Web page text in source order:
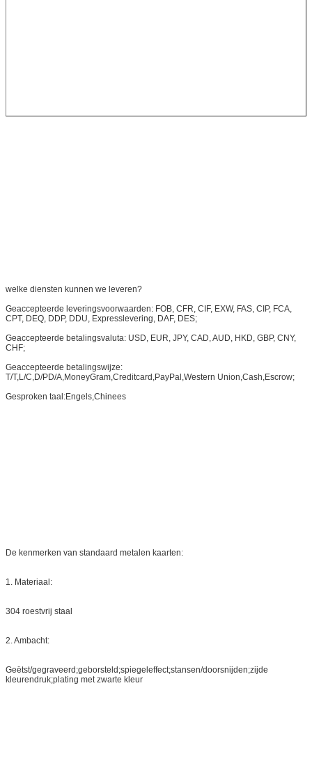
welke diensten kunnen we leveren?
Geaccepteerde leveringsvoorwaarden: FOB, CFR, CIF, EXW, FAS, CIP, FCA,
CPT, DEQ, DDP, DDU, Expresslevering, DAF, DES;
Geaccepteerde betalingsvaluta: USD, EUR, JPY, CAD, AUD, HKD, GBP, CNY,
CHF;
Geaccepteerde betalingswijze:
T/T,L/C,D/PD/A,MoneyGram,Creditcard,PayPal,Western Union,Cash,Escrow;
Gesproken taal:Engels,Chinees
De kenmerken van standaard metalen kaarten:
1. Materiaal:
304 roestvrij staal
2. Ambacht:
Geëtst/gegraveerd;geborsteld;spiegeleffect;stansen/doorsnijden;zijde
kleurendruk;plating met zwarte kleur